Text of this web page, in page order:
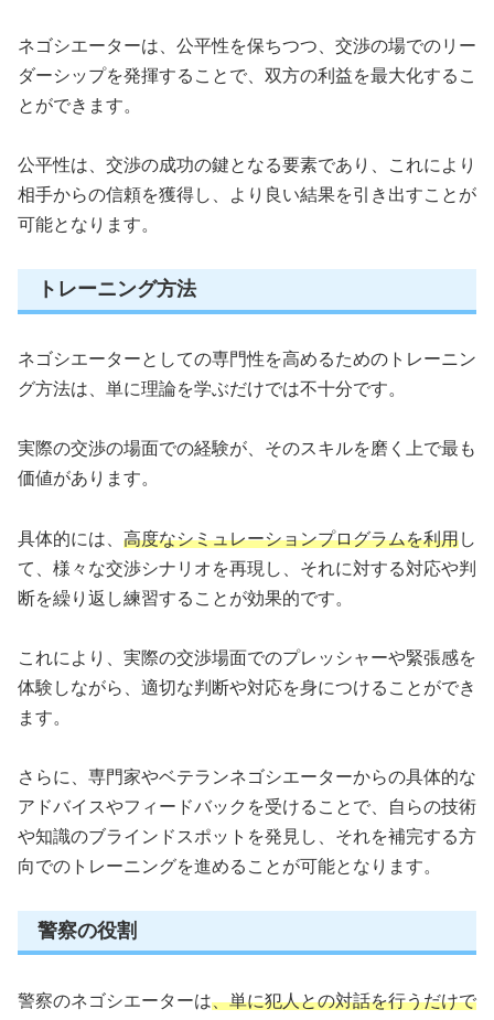
ネゴシエーターは、公平性を保ちつつ、交渉の場でのリー
ダーシップを発揮することで、双方の利益を最大化するこ
とができます。
公平性は、交渉の成功の鍵となる要素であり、これにより
相手からの信頼を獲得し、より良い結果を引き出すことが
可能となります。
トレーニング方法
ネゴシエーターとしての専門性を高めるためのトレーニン
グ方法は、単に理論を学ぶだけでは不十分です。
実際の交渉の場面での経験が、そのスキルを磨く上で最も
価値があります。
具体的には、 高度なシミュレーションプログラムを利用し
て、様々な交渉シナリオを再現し、それに対する対応や判
断を繰り返し練習することが効果的です。
これにより、実際の交渉場面でのプレッシャーや緊張感を
体験しながら、適切な判断や対応を身につけることができ
ます。
さらに、専門家やベテランネゴシエーターからの具体的な
アドバイスやフィードバックを受けることで、自らの技術
や知識のブラインドスポットを発見し、それを補完する方
向でのトレーニングを進めることが可能となります。
警察の役割
警察のネゴシエーターは、単に犯人との対話を行うだけで